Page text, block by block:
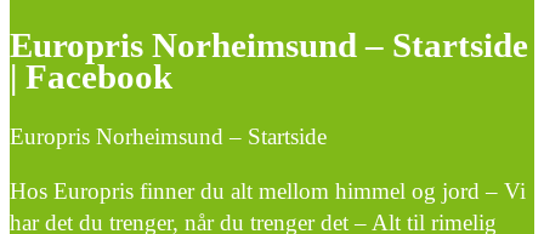
Europris Norheimsund – Startside
| Facebook
Europris Norheimsund – Startside
Hos Europris finner du alt mellom himmel og jord – Vi
har det du trenger, når du trenger det – Alt til rimelig